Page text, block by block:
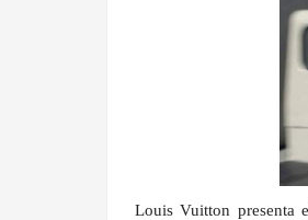
Louis Vuitton presenta